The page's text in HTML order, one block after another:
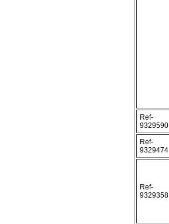
Ref-
9329590
Ref-
9329474
Ref-
9329358